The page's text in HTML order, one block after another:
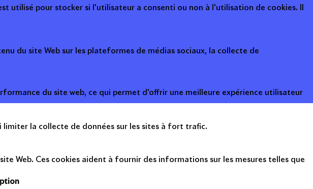
utilisé pour stocker si l'utilisateur a consenti ou non à l'utilisation de cookies. Il
du site Web sur les plateformes de médias sociaux, la collecte de
du site web, ce qui permet d'offrir une meilleure expérience utilisateur
la collecte de données sur les sites à fort trafic.
Web. Ces cookies aident à fournir des informations sur les mesures telles que